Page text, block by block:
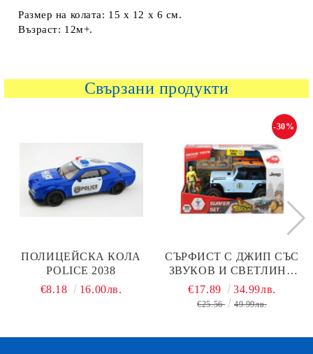
Размер на колата: 15 x 12 x 6 см.
Възраст: 12м+.
Свързани продукти
ПОЛИЦЕЙСКА КОЛА
POLICE 2038
€8.18
16.00лв.
СЪРФИСТ С ДЖИП СЪС
ЗВУКОВ И СВЕТЛИНА
DICKIE 203834001
-30%
€17.89 34.99лв.
€25.56 49.99лв.